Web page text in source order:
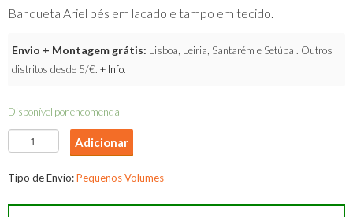
Banqueta Ariel pés em lacado e tampo em tecido.
Envio + Montagem grátis: Lisboa, Leiria, Santarém e Setúbal. Outros
distritos desde 5/€. + Info.
Disponível por encomenda
Quantidade
de
Banqueta
Adicionar
Tipo de Envio:Pequenos Volumes